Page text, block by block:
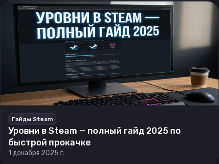
Гайды Steam
Уровни в Steam — полный гайд 2025 по
быстрой прокачке
1 декабря 2025 г.